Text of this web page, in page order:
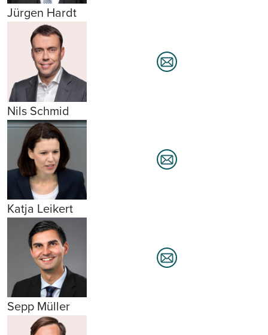
Jürgen Hardt
Nils Schmid
Katja Leikert
Sepp Müller